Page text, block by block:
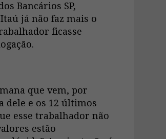
Bancários SP,
já não faz mais o
ficasse
que vem, por
dele e os 12 últimos
esse trabalhador não
estão